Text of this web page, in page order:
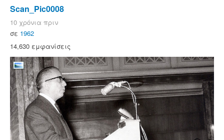
Scan_Pic0008
10 χρόνια πριν
σε 1962
14,630 εμφανίσεις